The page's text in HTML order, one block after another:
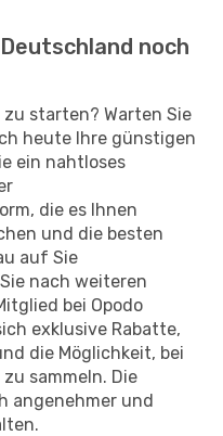
noch
starten? Warten Sie
heute Ihre günstigen
ein nahtloses
die es Ihnen
und die besten
auf Sie
nach weiteren
bei Opodo
exklusive Rabatte,
die Möglichkeit, bei
sammeln. Die
angenehmer und